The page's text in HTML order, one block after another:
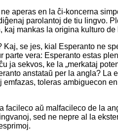
aperas en la ĉi-koncerna
parolantoj de tiu lingvo.
kaj mankas la origina kulturo
Kaj, se jes, kial Esperanto ne
parte vera: Esperanto estas
ja sekvos, ke la „merkataj
anstataŭ per la angla? La
emfazas, toleras ambiguecon
facileco aŭ malfacileco de la
sed ne nepre al la